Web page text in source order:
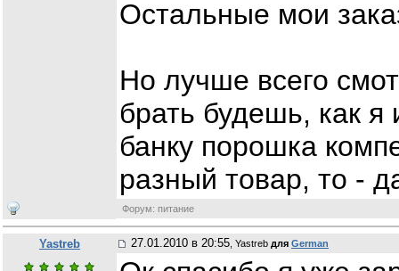
Остальные мои
Но лучше всего
брать будешь, как
банку порошка
разный товар, то -
Форум: питание
Yastreb 27.01.2010 в 20:55 , Yastreb для German